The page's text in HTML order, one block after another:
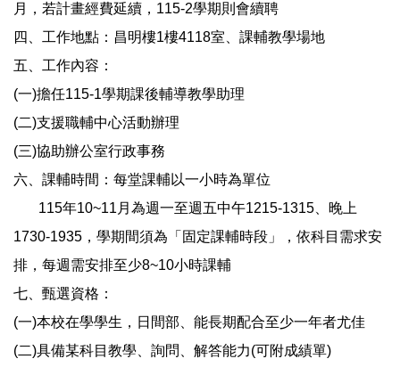
月，若計畫經費延續，115-2學期則會續聘
四、工作地點：昌明樓1樓4118室、課輔教學場地
五、工作內容：
(一)擔任115-1學期課後輔導教學助理
(二)支援職輔中心活動辦理
(三)協助辦公室行政事務
六、課輔時間：每堂課輔以一小時為單位
115年10~11月為週一至週五中午1215-1315、晚上
1730-1935，學期間須為「固定課輔時段」，依科目需求安
排，每週需安排至少8~10小時課輔
七、甄選資格：
(一)本校在學學生，日間部、能長期配合至少一年者尤佳
(二)具備某科目教學、詢問、解答能力(可附成績單)